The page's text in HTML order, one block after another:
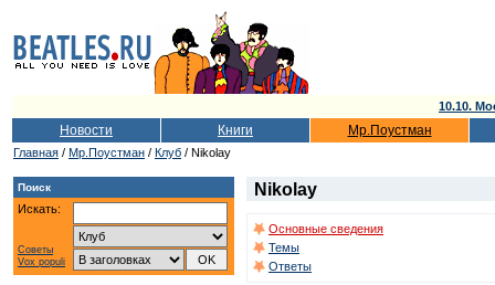
10.10.
Новости Книги Мр.Поустман
Главная / Мр.Поустман / Клуб / Nikolay
Поиск
Искать:
Советы
Vox populi
Nikolay
Основные сведения
Темы
Ответы